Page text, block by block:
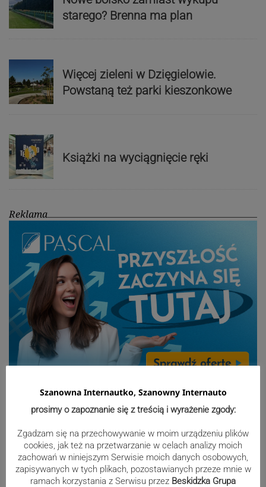
starego? Brenna ma plan
Więcej zieleni w Dzięgielowie.
Powstaną też parki kieszonkowe
Książki na wyciągnięcie ręki
Reklama
Sport
Zaczęli fatalnie, skończyli
znakomicie. Spójnia pokonuje Piasta
| ZDJĘCIA
Szanowna Internautko, Szanowny Internauto
prosimy o zapoznanie się z treścią i wyrażenie zgody:
Zgadzam się na przechowywanie w moim urządzeniu plików
cookies, jak też na przetwarzanie w celach analizy moich
zachowań w niniejszym Serwisie moich danych osobowych,
zapisywanych w tych plikach, pozostawianych przeze mnie w
ramach korzystania z Serwisu przez Beskidzka Grupa